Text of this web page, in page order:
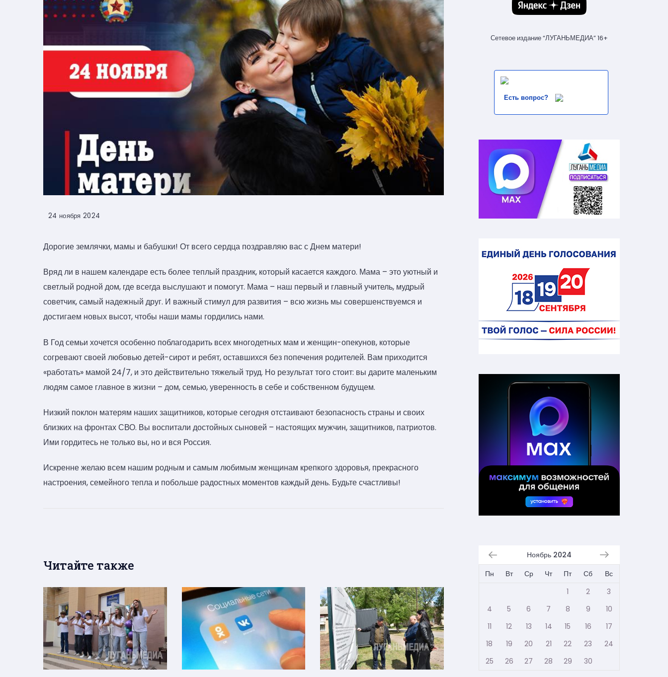
24 ноября 2024
Дорогие землячки, мамы и бабушки! От всего сердца поздравляю вас с Днем матери!
Вряд ли в нашем календаре есть более теплый праздник, который касается каждого. Мама – это уютный и
светлый родной дом, где всегда выслушают и помогут. Мама – наш первый и главный учитель, мудрый
советчик, самый надежный друг. И важный стимул для развития – всю жизнь мы совершенствуемся и
достигаем новых высот, чтобы наши мамы гордились нами.
В Год семьи хочется особенно поблагодарить всех многодетных мам и женщин-опекунов, которые
согревают своей любовью детей-сирот и ребят, оставшихся без попечения родителей. Вам приходится
«работать» мамой 24/7, и это действительно тяжелый труд. Но результат того стоит: вы дарите маленьким
людям самое главное в жизни – дом, семью, уверенность в себе и собственном будущем.
Низкий поклон матерям наших защитников, которые сегодня отстаивают безопасность страны и своих
близких на фронтах СВО. Вы воспитали достойных сыновей – настоящих мужчин, защитников, патриотов.
Ими гордитесь не только вы, но и вся Россия.
Искренне желаю всем нашим родным и самым любимым женщинам крепкого здоровья, прекрасного
настроения, семейного тепла и побольше радостных моментов каждый день. Будьте счастливы!
Читайте также
Сетевое издание “ЛУГАНЬМЕДИА” 16+
Есть вопрос?
Ноябрь 2024
Пн
Вт Ср Чт Пт Сб
Вс
1
2
3
4
5 6 7 8 9
10
11
12 13 14 15 16
17
18
19 20 21 22 23
24
25
26 27 28 29 30